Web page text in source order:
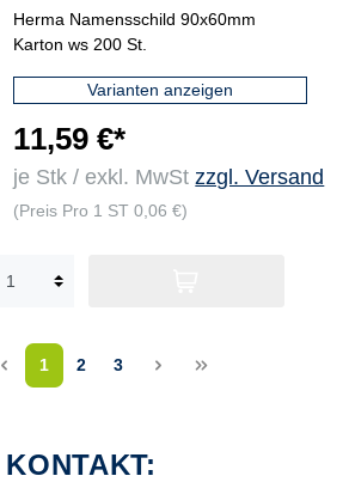
Herma Namensschild 90x60mm
Karton ws 200 St.
Varianten anzeigen
11,59 €*
je Stk / exkl. MwStzzgl. Versand
(Preis Pro 1 ST 0,06 €)
< 1 2 3 > >>
KONTAKT: